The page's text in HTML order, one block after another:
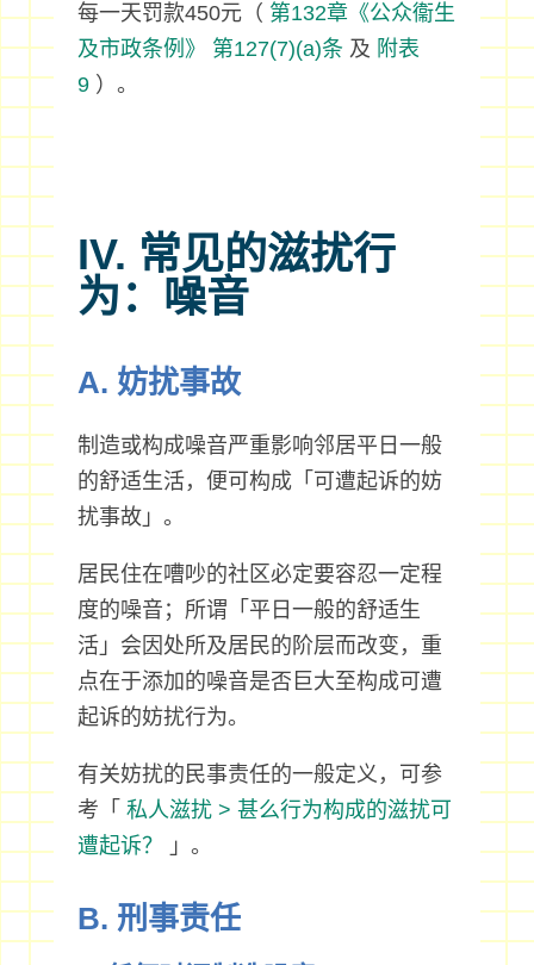
每一天罚款450元（ 第132章《公众衞生
及市政条例》
第127(7)(a)条及 附表
9）。
IV. 常见的滋扰行
为：噪音
A. 妨扰事故
制造或构成噪音严重影响邻居平日一般
的舒适生活，便可构成「可遭起诉的妨
扰事故」。
居民住在嘈吵的社区必定要容忍一定程
度的噪音；所谓「平日一般的舒适生
活」会因处所及居民的阶层而改变，重
点在于添加的噪音是否巨大至构成可遭
起诉的妨扰行为。
有关妨扰的民事责任的一般定义，可参
考「 私人滋扰 > 甚么行为构成的滋扰可
遭起诉？
」。
B. 刑事责任